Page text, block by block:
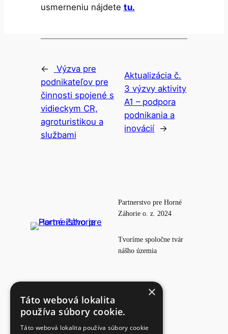
usmerneniu nájdete tu.
←
Výzva pre
podnikateľov pre
činnosti spojené s
vidieckym CR,
agroturistikou a
službami
Aktualizácia č.
3 výzvy aktivity
A1 – podpora
podnikania a
inovácií →
Partnerstvo pre Horné
Záhorie o. z. 2024
Tvoríme spoločne tvár
nášho územia
Fotogaléria
Dokumenty
Kontakt
×
Táto webová lokalita
používa súbory cookie.
Táto webová lokalita používa súbory cookie